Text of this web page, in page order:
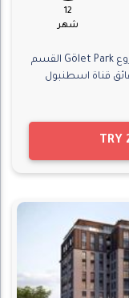
12
شهر
مشروع سكني بخدامات مميزة مطل على مشروع Gölet Park القسم
و باسعار مميزة جدا و يبعد اقل من 10 دقائق قناة اسطنبول
TRY